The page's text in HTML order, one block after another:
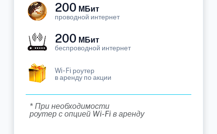
200 МБит
проводной интернет
200 МБит
беспроводной интернет
Wi-Fi роутер
в аренду по акции
* При необходимости
роутер с опцией Wi-Fi в аренду